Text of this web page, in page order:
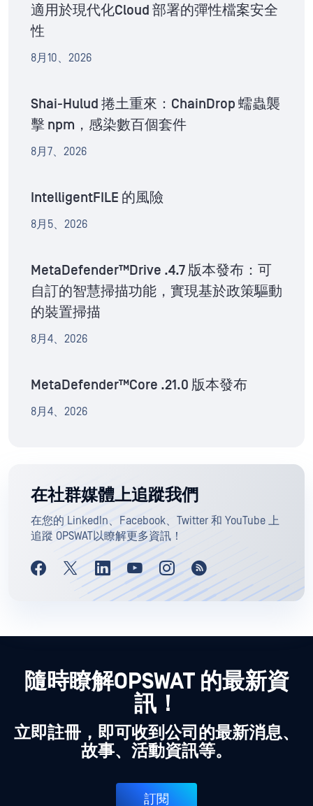
適用於現代化Cloud 部署的彈性檔案安全
性
8月10、2026
Shai-Hulud 捲土重來：ChainDrop 蠕蟲襲
擊 npm，感染數百個套件
8月7、2026
IntelligentFILE 的風險
8月5、2026
MetaDefender™Drive .4.7 版本發布：可
自訂的智慧掃描功能，實現基於政策驅動
的裝置掃描
8月4、2026
MetaDefender™Core .21.0 版本發布
8月4、2026
在社群媒體上追蹤我們
在您的 LinkedIn、Facebook、Twitter 和 YouTube 上
追蹤 OPSWAT以瞭解更多資訊！
隨時瞭解OPSWAT 的最新資
訊！
立即註冊，即可收到公司的最新消息、
故事、活動資訊等。
訂閱